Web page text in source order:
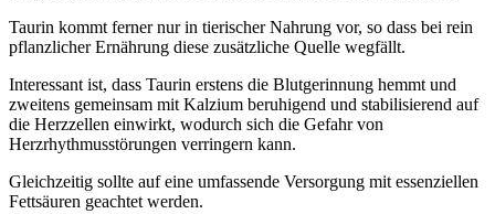
Taurin kommt ferner nur in tierischer Nahrung vor, so dass bei rein
pflanzlicher Ernährung diese zusätzliche Quelle wegfällt.
Interessant ist, dass Taurin erstens die Blutgerinnung hemmt und
zweitens gemeinsam mit Kalzium beruhigend und stabilisierend auf
die Herzzellen einwirkt, wodurch sich die Gefahr von
Herzrhythmusstörungen verringern kann.
Gleichzeitig sollte auf eine umfassende Versorgung mit essenziellen
Fettsäuren geachtet werden.